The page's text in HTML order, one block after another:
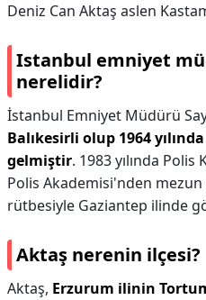
Deniz Can Aktaş aslen
Istanbul emniyet
nerelidir?
İstanbul Emniyet Müdürü
Balıkesirli olup 1964
gelmiştir. 1983 yılında Polis
Polis Akademisi'nden mezun
rütbesiyle Gaziantep ilinde
Aktaş nerenin ilçesi?
Aktaş, Erzurum ilinin